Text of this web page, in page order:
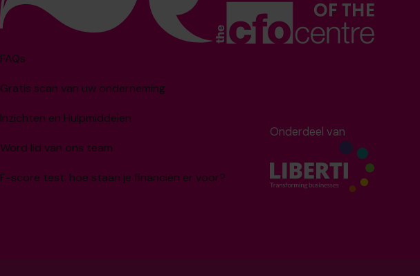
FAQs
Gratis scan van uw onderneming
Inzichten en Hulpmiddelen
Word lid van ons team
F-score test: hoe staan je financiën er voor?
Onderdeel van